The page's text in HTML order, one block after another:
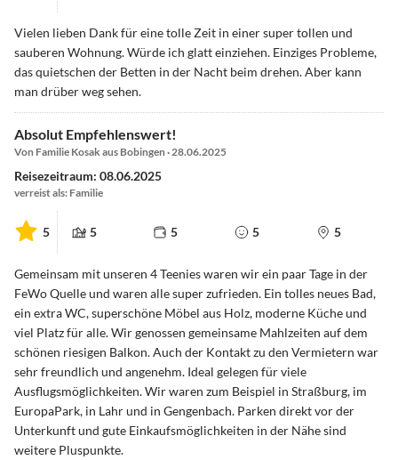
Vielen lieben Dank für eine tolle Zeit in einer super tollen und
sauberen Wohnung. Würde ich glatt einziehen. Einziges Probleme,
das quietschen der Betten in der Nacht beim drehen. Aber kann
man drüber weg sehen.
Absolut Empfehlenswert!
Von Familie Kosak aus Bobingen · 28.06.2025
Reisezeitraum: 08.06.2025
verreist als: Familie
5 5 5 5 5
Gemeinsam mit unseren 4 Teenies waren wir ein paar Tage in der
FeWo Quelle und waren alle super zufrieden. Ein tolles neues Bad,
ein extra WC, superschöne Möbel aus Holz, moderne Küche und
viel Platz für alle. Wir genossen gemeinsame Mahlzeiten auf dem
schönen riesigen Balkon. Auch der Kontakt zu den Vermietern war
sehr freundlich und angenehm. Ideal gelegen für viele
Ausflugsmöglichkeiten. Wir waren zum Beispiel in Straßburg, im
EuropaPark, in Lahr und in Gengenbach. Parken direkt vor der
Unterkunft und gute Einkaufsmöglichkeiten in der Nähe sind
weitere Pluspunkte.